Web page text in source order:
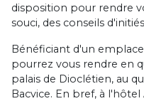
disposition pour rendre
souci, des conseils
Bénéficiant d'un
pourrez vous rendre en
palais de Dioclétien, au
Bacvice. En bref, à